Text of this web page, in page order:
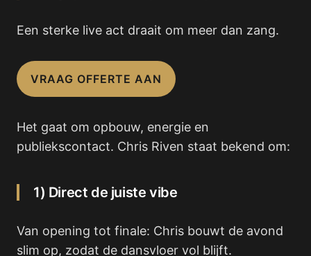
Een sterke live act draait om meer dan zang.
VRAAG OFFERTE AAN
Het gaat om opbouw, energie en
publiekscontact. Chris Riven staat bekend om:
1) Direct de juiste vibe
Van opening tot finale: Chris bouwt de avond
slim op, zodat de dansvloer vol blijft.